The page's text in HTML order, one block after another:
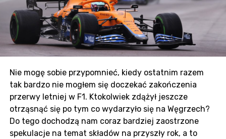
Dla Valtteriego Bottasa to może być ostatnie GP, na
które będzie miał wyraźny wpływ. Odniósł tu swoje
pierwsze zwycięstwo w F1 i w kolejnych latach
notował świetne wyniki. Z nieubłaganie zbliżającym
się końcem sezonu, a tym samym jego kariery w
Mercedesie, może nie mieć kolejnej tak dużej szansy,
żeby stanąć na najwyższym stopniu podium. Z drugiej
strony, z Verstappenem z tyłu, nietrudno wyobrazić
sobie zastosowania Team Orders i podarowania
zwycięstwa Hamiltonowi.
Nie mogę sobie przypomnieć, kiedy ostatnim razem
tak bardzo nie mogłem się doczekać zakończenia
przerwy letniej w F1. Ktokolwiek zdążył jeszcze
otrząsnąć się po tym co wydarzyło się na Węgrzech?
Do tego dochodzą nam coraz bardziej zaostrzone
spekulacje na temat składów na przyszły rok, a to